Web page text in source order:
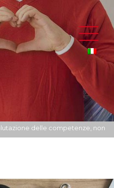
delle competenze, non